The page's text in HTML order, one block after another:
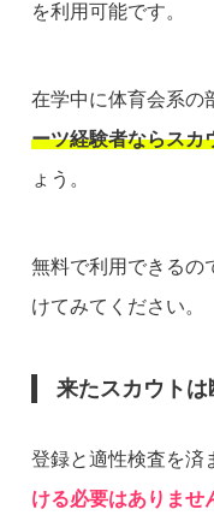
を利用可能です。
在学中に体育会系の
ーツ経験者ならスカ
ょう。
無料で利用できるの
けてみてください。
来たスカウトは
登録と適性検査を済
ける必要はありませ